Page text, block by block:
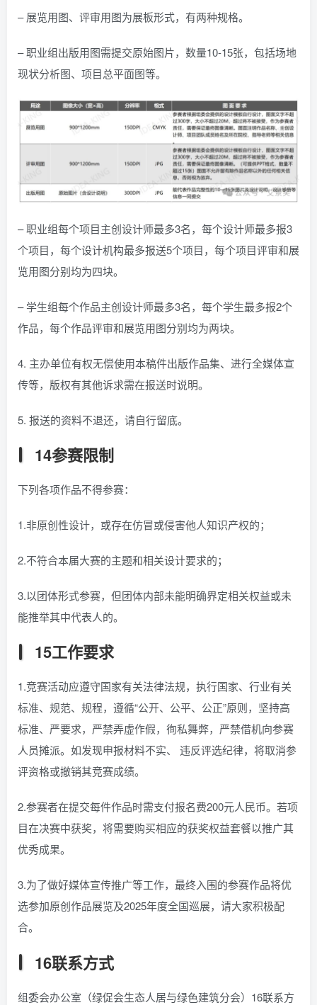
– 展览用图、评审用图为展板形式，有两种规格。
– 职业组出版用图需提交原始图片，数量10-15张，包括场地
现状分析图、项目总平面图等。
– 职业组每个项目主创设计师最多3名，每个设计师最多报3
个项目，每个设计机构最多报送5个项目，每个项目评审和展
览用图分别均为四块。
– 学生组每个作品主创设计师最多3名，每个学生最多报2个
作品，每个作品评审和展览用图分别均为两块。
4. 主办单位有权无偿使用本稿件出版作品集、进行全媒体宣
传等，版权有其他诉求需在报送时说明。
5. 报送的资料不退还，请自行留底。
14参赛限制
下列各项作品不得参赛：
1.非原创性设计，或存在仿冒或侵害他人知识产权的；
2.不符合本届大赛的主题和相关设计要求的；
3.以团体形式参赛，但团体内部未能明确界定相关权益或未
能推举其中代表人的。
15工作要求
1.竞赛活动应遵守国家有关法律法规，执行国家、行业有关
标准、规范、规程，遵循“公开、公平、公正”原则，坚持高
标准、严要求，严禁弄虚作假，徇私舞弊，严禁借机向参赛
人员摊派。如发现申报材料不实、 违反评选纪律，将取消参
评资格或撤销其竞赛成绩。
2.参赛者在提交每件作品时需支付报名费200元人民币。若项
目在决赛中获奖，将需要购买相应的获奖权益套餐以推广其
优秀成果。
3.为了做好媒体宣传推广等工作，最终入围的参赛作品将优
选参加原创作品展览及2025年度全国巡展，请大家积极配
合。
16联系方式
组委会办公室（绿促会生态人居与绿色建筑分会）16联系方